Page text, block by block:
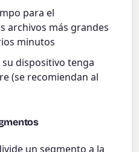
para el
archivos más grandes
minutos
dispositivo tenga
(se recomiendan al
un segmento a la